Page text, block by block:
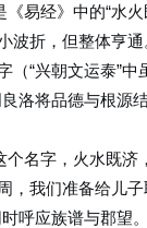
《易经》中的“
波折，但整体亨通
（“兴朝文运泰”
洛将品德与根
名字，火水既济
，我们准备给儿
呼应族谱与郡望